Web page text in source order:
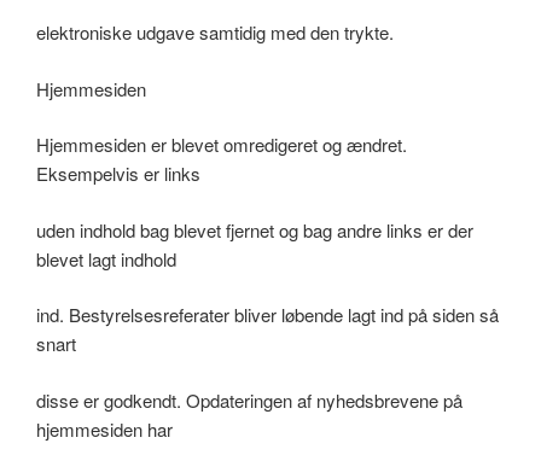
elektroniske udgave samtidig med den trykte.
Hjemmesiden
Hjemmesiden er blevet omredigeret og ændret.
Eksempelvis er links
uden indhold bag blevet fjernet og bag andre links er der
blevet lagt indhold
ind. Bestyrelsesreferater bliver løbende lagt ind på siden så
snart
disse er godkendt. Opdateringen af nyhedsbrevene på
hjemmesiden har